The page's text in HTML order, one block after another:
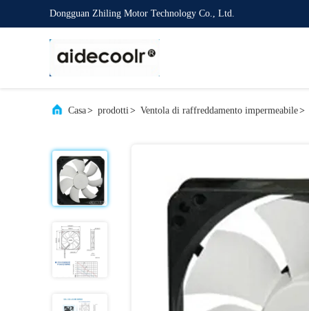
Dongguan Zhiling Motor Technology Co., Ltd.
Casa> prodotti> Ventola di raffreddamento impermeabile>